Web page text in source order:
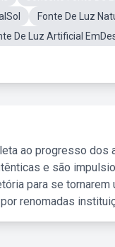
Fonte De Luz
De Luz Artificial
ao progresso
e são
para se
renomadas